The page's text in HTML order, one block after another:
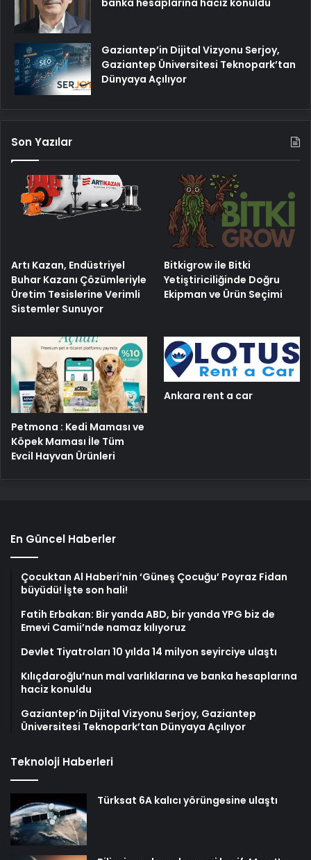
Gaziantep’in Dijital Vizyonu Serjoy,
Gaziantep Üniversitesi Teknopark’tan
Dünyaya Açılıyor
Son Yazılar
Artı Kazan, Endüstriyel
Buhar Kazanı Çözümleriyle
Üretim Tesislerine Verimli
Sistemler Sunuyor
Bitkigrow ile Bitki
Yetiştiriciliğinde Doğru
Ekipman ve Ürün Seçimi
Petmona : Kedi Maması ve
Köpek Maması İle Tüm
Evcil Hayvan Ürünleri
Ankara rent a car
En Güncel Haberler
Çocuktan Al Haberi’nin ‘Güneş Çocuğu’ Poyraz Fidan
büyüdü! İşte son hali!
Fatih Erbakan: Bir yanda ABD, bir yanda YPG biz de
Emevi Camii’nde namaz kılıyoruz
Devlet Tiyatroları 10 yılda 14 milyon seyirciye ulaştı
Kılıçdaroğlu’nun mal varlıklarına ve banka hesaplarına
haciz konuldu
Gaziantep’in Dijital Vizyonu Serjoy, Gaziantep
Üniversitesi Teknopark’tan Dünyaya Açılıyor
Teknoloji Haberleri
Türksat 6A kalıcı yörüngesine ulaştı